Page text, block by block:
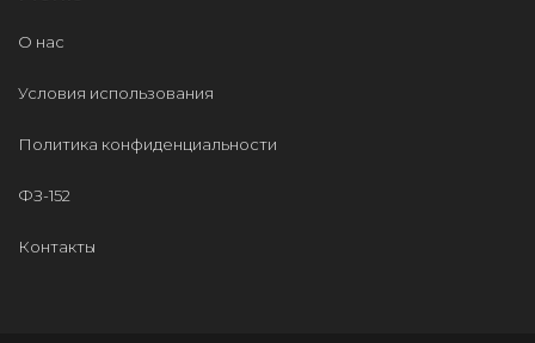
О нас
Условия использования
Политика конфиденциальности
ФЗ-152
Контакты